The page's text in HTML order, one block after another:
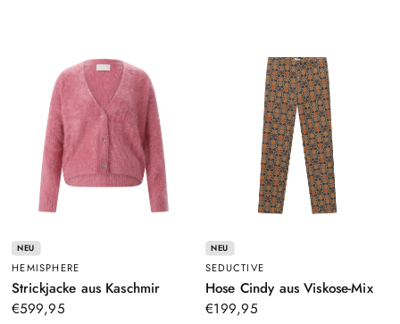
NEU
HEMISPHERE
Strickjacke aus Kaschmir–
€599,95
NEU
SEDUCTIVE
Hose Cindy aus Viskose-Mix–
€199,95